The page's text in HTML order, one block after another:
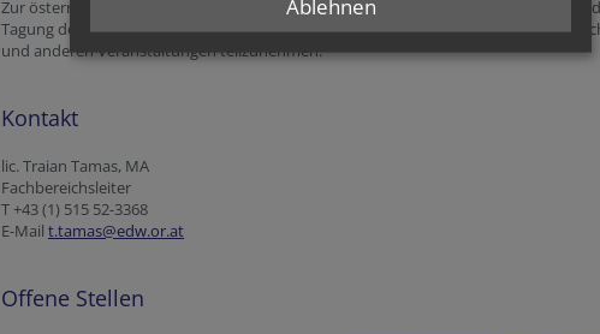
Zur österreichweiten Vernetzung gibt es die Möglichkeit, an der 2-jährig
Tagung der "Arbeitsgemeinschaft der Katholischen Krankenhausseelsorge
und anderen Veranstaltungen teilzunehmen.
Kontakt
lic. Traian Tamas, MA
Fachbereichsleiter
T +43 (1) 515 52-3368
E-Mail t.tamas@edw.or.at
Offene Stellen
Ablehnen